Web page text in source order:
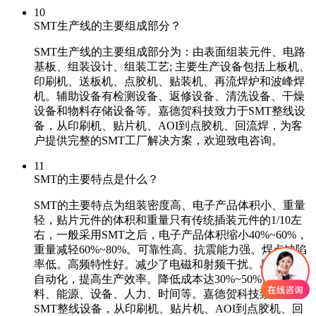
10
SMT生产线的主要组成部分？
SMT生产线的主要组成部分为：由表面组装元件、电路
基板、组装设计、组装工艺; 主要生产设备包括上板机、
印刷机、送板机、点胶机、贴装机、再流焊炉和波峰焊
机。辅助设备有检测设备、返修设备、清洗设备、干燥
设备和物料存储设备等。嘉德贺科技致力于SMT整线设
备，从印刷机、贴片机、AOI到点胶机、回流焊，为客
户提供完整的SMT工厂解决方案，欢迎致电咨询。
11
SMT的主要特点是什么？
SMT的主要特点为组装密度高、电子产品体积小、重量
轻，贴片元件的体积和重量只有传统插装元件的1/10左
右，一般采用SMT之后，电子产品体积缩小40%~60%，
重量减轻60%~80%。可靠性高、抗震能力强。焊点缺陷
率低。高频特性好。减少了电磁和射频干扰。易于实现
自动化，提高生产效率。降低成本达30%~50%。节省材
料、能源、设备、人力、时间等。嘉德贺科技致力于
SMT整线设备，从印刷机、贴片机、AOI到点胶机、回